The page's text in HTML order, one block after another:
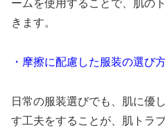
ームを使用することで、肌の
きます。
・摩擦に配慮した服装の選び
日常の服装選びでも、肌に優
す工夫をすることが、肌トラ